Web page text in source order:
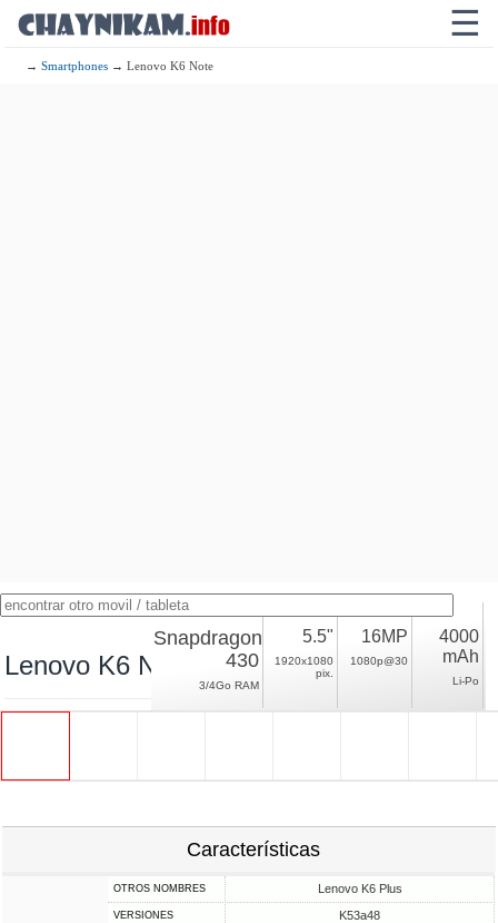
☰
→Smartphones → Lenovo K6 Note
Lenovo K6 Note
Snapdragon
430
3/4Go RAM
5.5"
1920x1080
pix.
16MP
1080p@30
4000
mAh
Li-Po
Características
OTROS NOMBRES Lenovo K6 Plus
VERSIONES K53a48